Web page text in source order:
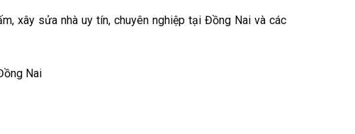
xây sửa nhà uy tín, chuyên nghiệp tại Đồng Nai và các
Nai